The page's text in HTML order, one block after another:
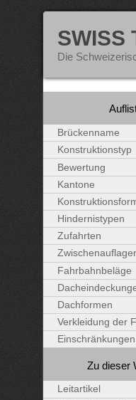
SWISS
Die
Brückenname
Konstruktionstyp
Bewertung
Kantone
Hindernistypen
Zufahrten
Zwischenauflager
Fahrbahnbeläge
Dachformen
Verkleidung der
Einschränkungen
Zu dieser
Leitartikel